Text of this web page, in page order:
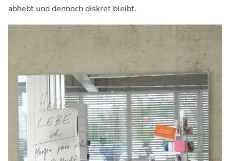
abhebt und dennoch diskret bleibt.